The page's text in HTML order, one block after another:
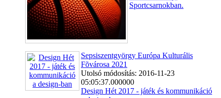
Sportcsarnokban.
Sepsiszentgyörgy Európa Kulturális
Fõvárosa 2021
Utolsó módosítás: 2016-11-23
05:05:37.000000
Design Hét 2017 - játék és kommunikáció